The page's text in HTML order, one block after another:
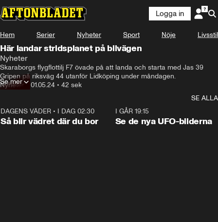
Logga in
Hem Serier Nyheter Sport Nöje Livsstil
Här landar stridsplanet på bilvägen
Nyheter
Skaraborgs flygflottilj F7 övade på att landa och starta med Jas 39
Gripen på riksväg 44 utanför Lidköping under måndagen.
Nyheter• 01.05.24 • 42 sek
Se mer
SE ALLA
DAGENS VÄDER • I DAG 02:30
Så blir vädret där du bor
I GÅR 19:15
Se de nya UFO-bilderna